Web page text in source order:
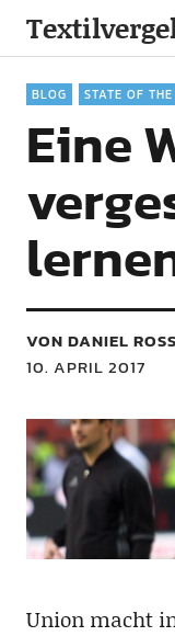
BLOG STATE OF
Eine
VON DANIEL
10. APRIL 2017
Union macht